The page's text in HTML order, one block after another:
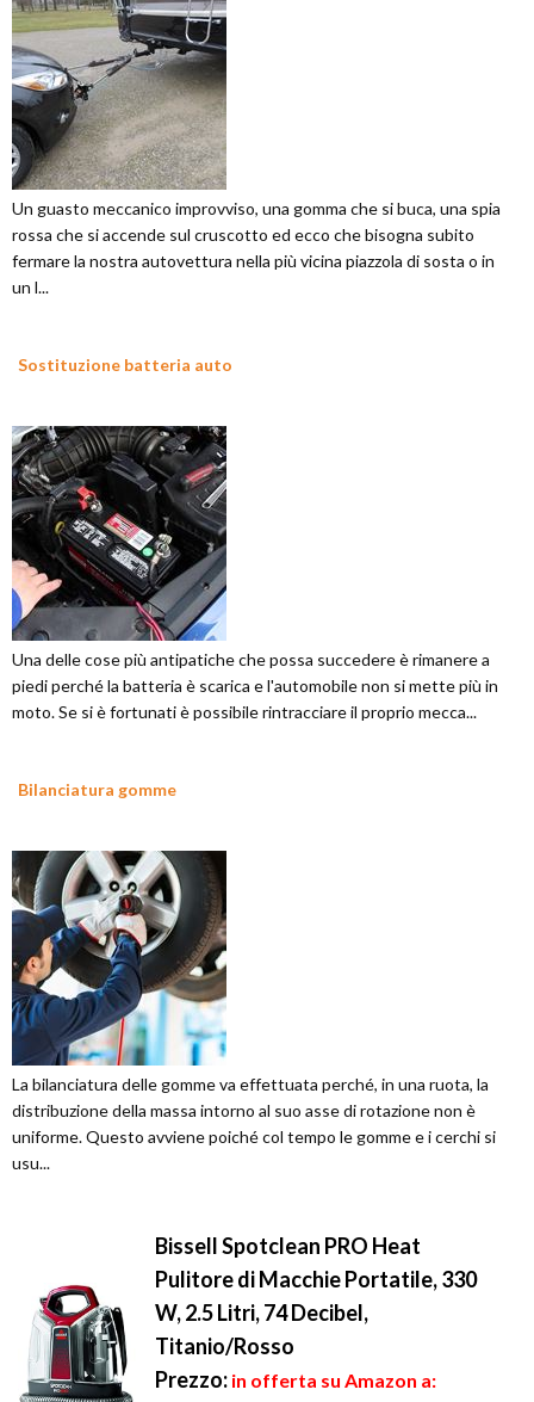
Un guasto meccanico improvviso, una gomma che si buca, una spia
rossa che si accende sul cruscotto ed ecco che bisogna subito
fermare la nostra autovettura nella più vicina piazzola di sosta o in
un l...
Sostituzione batteria auto
Una delle cose più antipatiche che possa succedere è rimanere a
piedi perché la batteria è scarica e l'automobile non si mette più in
moto. Se si è fortunati è possibile rintracciare il proprio mecca...
Bilanciatura gomme
La bilanciatura delle gomme va effettuata perché, in una ruota, la
distribuzione della massa intorno al suo asse di rotazione non è
uniforme. Questo avviene poiché col tempo le gomme e i cerchi si
usu...
Bissell Spotclean PRO Heat
Pulitore di Macchie Portatile, 330
W, 2.5 Litri, 74 Decibel,
Titanio/Rosso
Prezzo: in offerta su Amazon a: